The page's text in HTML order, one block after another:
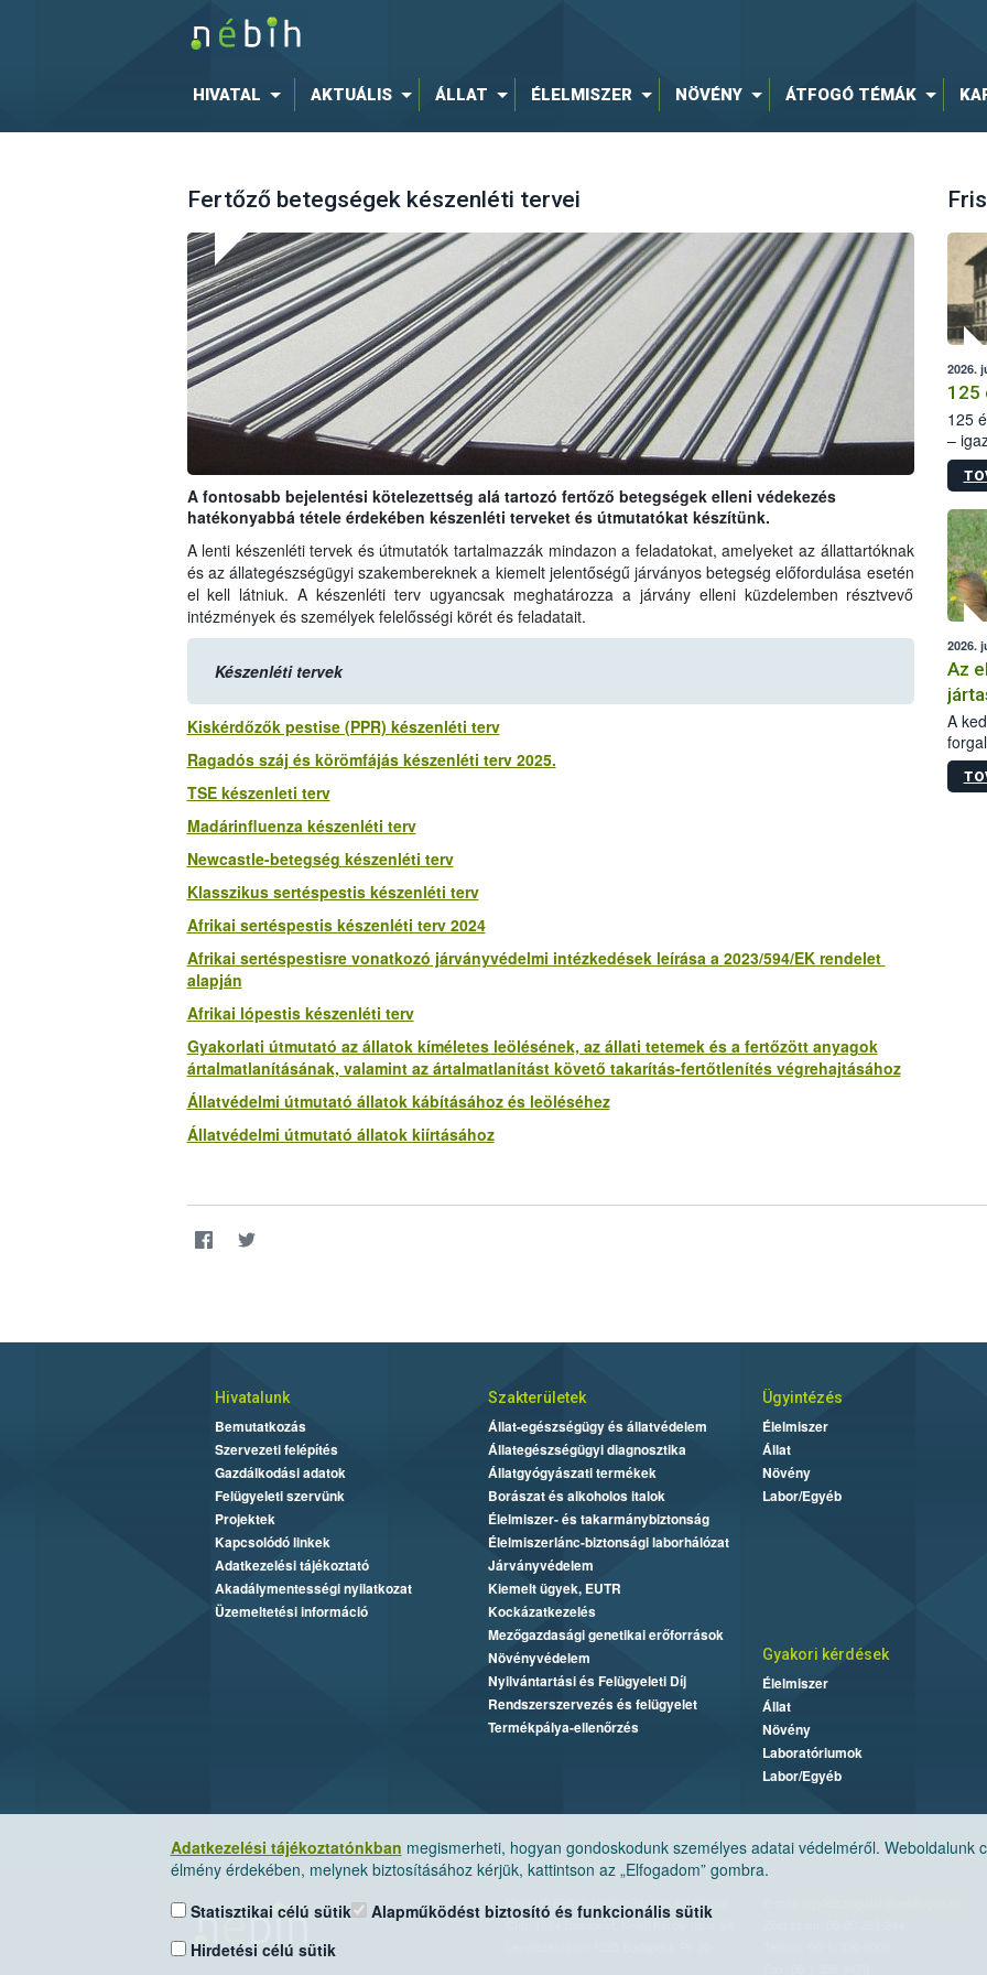
HIVATAL AKTUÁLIS ÁLLAT ÉLELMISZER NÖVÉNY ÁTFOGÓ TÉMÁK
Fertőző betegségek készenléti tervei
A fontosabb bejelentési kötelezettség alá tartozó fertőző betegségek elleni védekezés
hatékonyabbá tétele érdekében készenléti terveket és útmutatókat készítünk.
A lenti készenléti tervek és útmutatók tartalmazzák mindazon a feladatokat, amelyeket az állattartóknak
és az állategészségügyi szakembereknek a kiemelt jelentőségű járványos betegség előfordulása esetén
el kell látniuk. A készenléti terv ugyancsak meghatározza a járvány elleni küzdelemben résztvevő
intézmények és személyek felelősségi körét és feladatait.
Készenléti tervek
Kiskérdőzők pestise (PPR) készenléti terv
Ragadós száj és körömfájás készenléti terv 2025.
TSE készenleti terv
Madárinfluenza készenléti terv
Newcastle-betegség készenléti terv
Klasszikus sertéspestis készenléti terv
Afrikai sertéspestis készenléti terv 2024
Afrikai sertéspestisre vonatkozó járványvédelmi intézkedések leírása a 2023/594/EK rendelet
alapján
Afrikai lópestis készenléti terv
Gyakorlati útmutató az állatok kíméletes leölésének, az állati tetemek és a fertőzött anyagok
ártalmatlanításának, valamint az ártalmatlanítást követő takarítás-fertőtlenítés végrehajtásához
Állatvédelmi útmutató állatok kábításához és leöléséhez
Állatvédelmi útmutató állatok kiírtásához
2026.
125
125
–
15.
2026.
Az
A
Adatkezelési tájékoztatónkban megismerheti, hogyan gondoskodunk személyes adatai védelméről. Weboldalunk
élmény érdekében, melynek biztosításához kérjük, kattintson az „Elfogadom” gombra.
Statisztikai célú sütik
Hirdetési célú sütik
Alapműködést biztosító és funkcionális sütik
Hivatalunk
Bemutatkozás
Szervezeti felépítés
Gazdálkodási adatok
Felügyeleti szervünk
Projektek
Kapcsolódó linkek
Adatkezelési tájékoztató
Akadálymentességi nyilatkozat
Üzemeltetési információ
Szakterületek
Állat-egészségügy és állatvédelem
Állategészségügyi diagnosztika
Állatgyógyászati termékek
Borászat és alkoholos italok
Élelmiszer- és takarmánybiztonság
Élelmiszerlánc-biztonsági laborhálózat
Járványvédelem
Kiemelt ügyek, EUTR
Kockázatkezelés
Mezőgazdasági genetikai erőforrások
Növényvédelem
Nyilvántartási és Felügyeleti Díj
Rendszerszervezés és felügyelet
Termékpálya-ellenőrzés
Ügyintézés
Élelmiszer
Állat
Növény
Labor/Egyéb
Gyakori kérdések
Élelmiszer
Állat
Növény
Laboratóriumok
Labor/Egyéb
Nemzeti Élelmiszerlánc-biztonsági Hivatal